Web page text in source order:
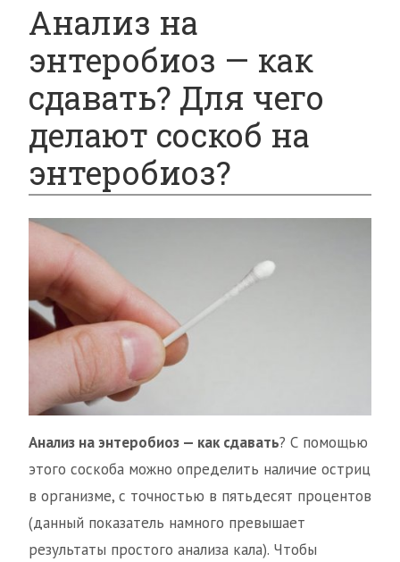
Анализ на
энтеробиоз — как
сдавать? Для чего
делают соскоб на
энтеробиоз?
Анализ на энтеробиоз — как сдавать? С помощью
этого соскоба можно определить наличие остриц
в организме, с точностью в пятьдесят процентов
(данный показатель намного превышает
результаты простого анализа кала). Чтобы